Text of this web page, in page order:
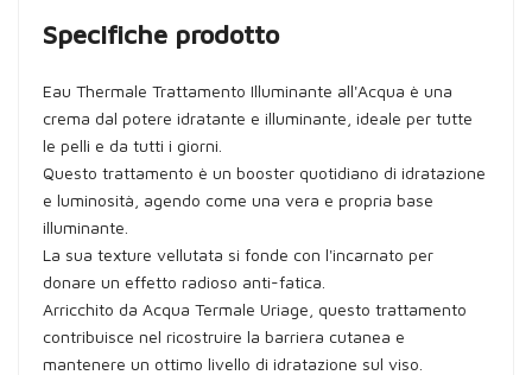
Specifiche prodotto
Eau Thermale Trattamento Illuminante all'Acqua è una
crema dal potere idratante e illuminante, ideale per tutte
le pelli e da tutti i giorni.
Questo trattamento è un booster quotidiano di idratazione
e luminosità, agendo come una vera e propria base
illuminante.
La sua texture vellutata si fonde con l'incarnato per
donare un effetto radioso anti-fatica.
Arricchito da Acqua Termale Uriage, questo trattamento
contribuisce nel ricostruire la barriera cutanea e
mantenere un ottimo livello di idratazione sul viso.